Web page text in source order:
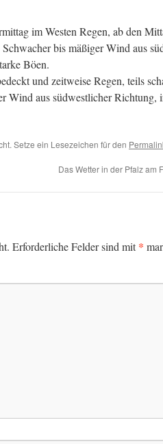
im Westen Regen, ab den
bis mäßiger Wind aus
Böen.
und zeitweise Regen, teils
Wind aus südwestlicher Richtung,
Setze ein Lesezeichen für den
Das Wetter in der Pfalz am
Erforderliche Felder sind mit*